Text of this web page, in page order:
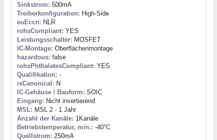
Sinkstrom: 500mA
Treiberkonfiguration: High-Side
euEccn: NLR
rohsCompliant: YES
Leistungsschalter: MOSFET
IC-Montage: Oberflächenmontage
hazardous: false
rohsPhthalatesCompliant: YES
Qualifikation: -
isCanonical: N
IC-Gehäuse / Bauform: SOIC
Eingang: Nicht invertierend
MSL: MSL 2 - 1 Jahr
Anzahl der Kanäle: 1Kanäle
Betriebstemperatur, min.: -40°C
Quellstrom: 250mA